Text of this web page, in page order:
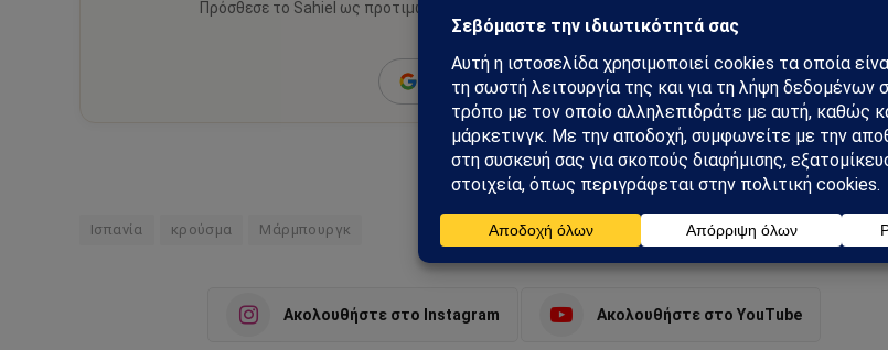
Πρόσθεσε το Sahiel ως προτιμώμενη πηγή για να λαμβάνεις πρώτος τις σημαντικότερες
ειδήσεις και αναλύσεις.
Add as a preferred source
Ισπανία κρούσμα Μάρμπουργκ
Ακολουθήστε στο Instagram Ακολουθήστε στο YouTube